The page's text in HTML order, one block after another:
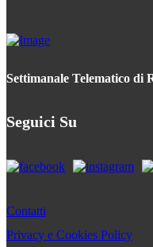
Settimanale Telematico di
Seguici Su
Contatti
Privacy e Cookies Policy